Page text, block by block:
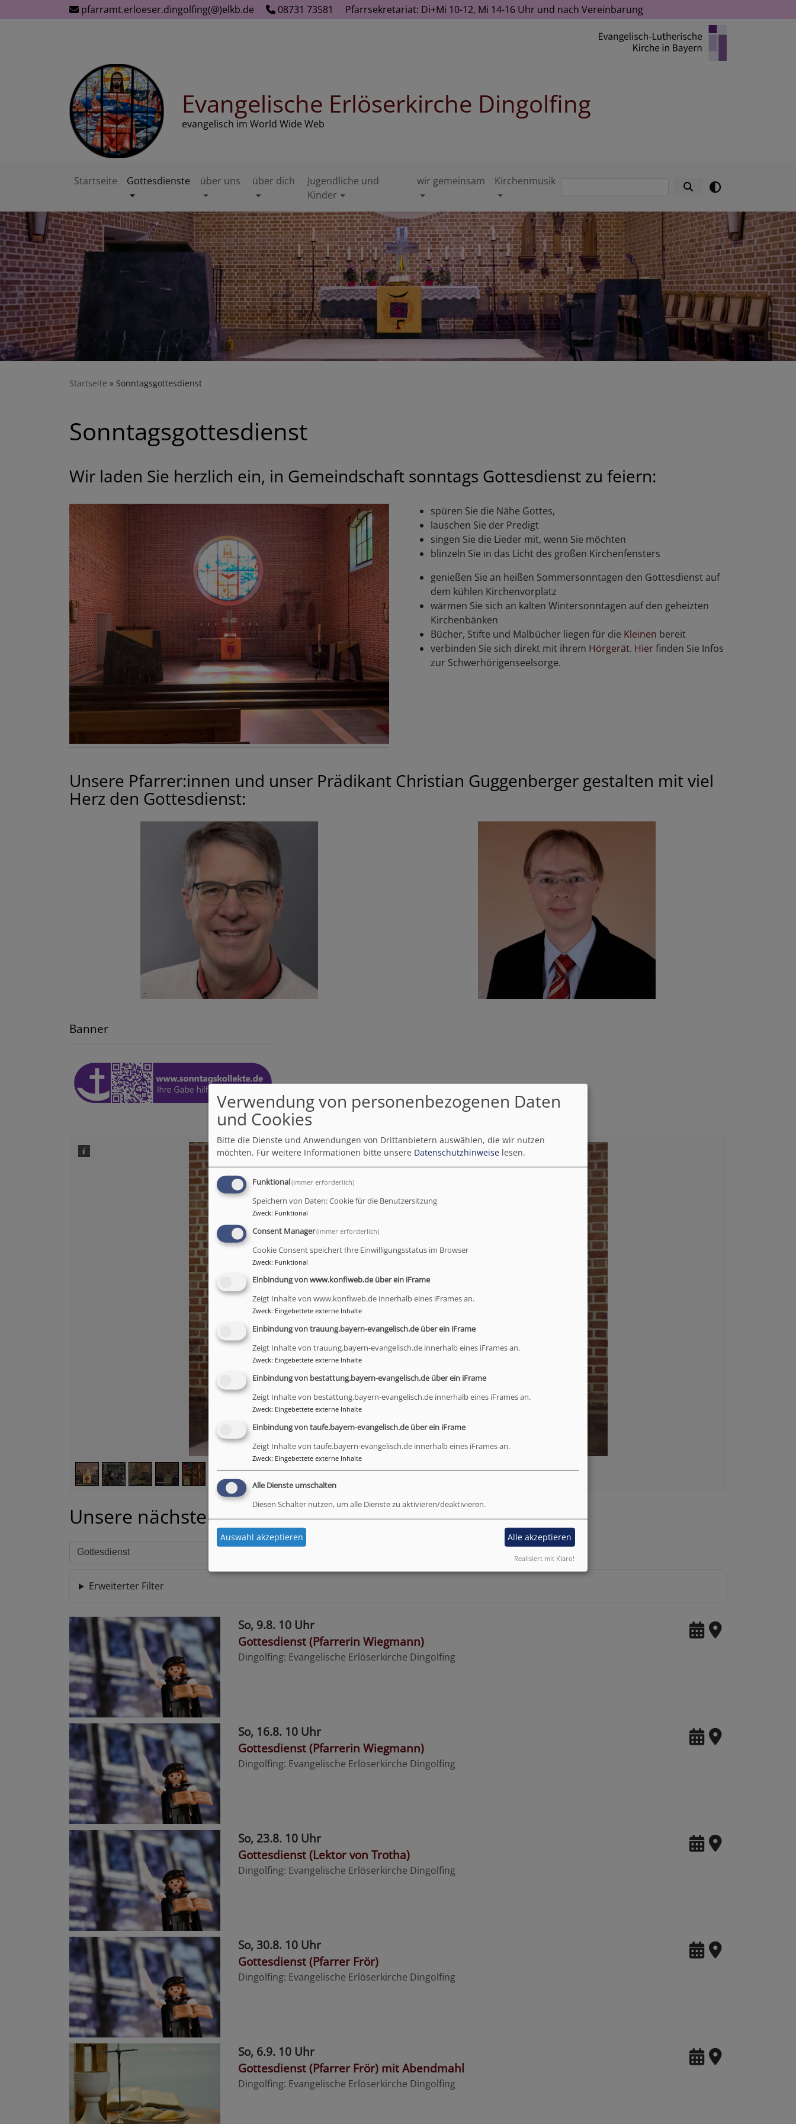
zum
pfarramt.erloeser.dingolfing(@)elkb.de 08731 73581 Pfarrsekretariat: Di+Mi 10-12, Mi 14-16 Uhr und nach Vereinbarung
Evangelische Erlöserkirche Dingolfing
evangelisch im World Wide Web
Hauptnavigation
Startseite Gottesdienste über uns über dich
Jugendliche und
Kinder
wir gemeinsam KirchenmusikSuche
Startseite Sonntagsgottesdienst
Sonntagsgottesdienst
Wir laden Sie herzlich ein, in Gemeindschaft sonntags Gottesdienst zu feiern:
spüren Sie die Nähe Gottes,
lauschen Sie der Predigt
singen Sie die Lieder mit, wenn Sie möchten
blinzeln Sie in das Licht des großen Kirchenfensters
genießen Sie an heißen Sommersonntagen den Gottesdienst auf
dem kühlen Kirchenvorplatz
wärmen Sie sich an kalten Wintersonntagen auf den geheizten
Kirchenbänken
Bücher, Stifte und Malbücher liegen für die Kleinen bereit
verbinden Sie sich direkt mit ihrem Hörgerät. Hierfinden Sie Infos
zur Schwerhörigenseelsorge.
Unsere Pfarrer:innen und unser Prädikant Christian Guggenberger gestalten mit viel
Herz den Gottesdienst:
Banner
Unsere nächsten Gottesdienste:
Erweiterter Filter
So, 9.8. 10 Uhr
Gottesdienst (Pfarrerin Wiegmann)
Dingolfing Evangelische Erlöserkirche Dingolfing
So, 16.8. 10 Uhr
Gottesdienst (Pfarrerin Wiegmann)
Dingolfing Evangelische Erlöserkirche Dingolfing
So, 23.8. 10 Uhr
Gottesdienst (Lektor von Trotha)
Dingolfing Evangelische Erlöserkirche Dingolfing
So, 30.8. 10 Uhr
Gottesdienst (Pfarrer Frör)
Dingolfing Evangelische Erlöserkirche Dingolfing
So, 6.9. 10 Uhr
Gottesdienst (Pfarrer Frör) mit Abendmahl
Dingolfing Evangelische Erlöserkirche Dingolfing
Verwendung von personenbezogenen Daten
und Cookies
Bitte die Dienste und Anwendungen von Drittanbietern auswählen, die wir nutzen
möchten. Für weitere Informationen bitte unsere Datenschutzhinweise lesen.
Funktional(immer erforderlich)
Speichern von Daten: Cookie für die Benutzersitzung
Zweck: Funktional
Consent Manager(immer erforderlich)
Cookie Consent speichert Ihre Einwilligungsstatus im Browser
Zweck: Funktional
Einbindung von www.konfiweb.de über ein iFrame
Zeigt Inhalte von www.konfiweb.de innerhalb eines iFrames an.
Zweck: Eingebettete externe Inhalte
Einbindung von trauung.bayern-evangelisch.de über ein iFrame
Zeigt Inhalte von trauung.bayern-evangelisch.de innerhalb eines iFrames an.
Zweck: Eingebettete externe Inhalte
Einbindung von bestattung.bayern-evangelisch.de über ein iFrame
Zeigt Inhalte von bestattung.bayern-evangelisch.de innerhalb eines iFrames an.
Zweck: Eingebettete externe Inhalte
Einbindung von taufe.bayern-evangelisch.de über ein iFrame
Zeigt Inhalte von taufe.bayern-evangelisch.de innerhalb eines iFrames an.
Zweck: Eingebettete externe Inhalte
Alle Dienste umschalten
Diesen Schalter nutzen, um alle Dienste zu aktivieren/deaktivieren.
Auswahl akzeptieren Alle akzeptieren
Realisiert mit Klaro!